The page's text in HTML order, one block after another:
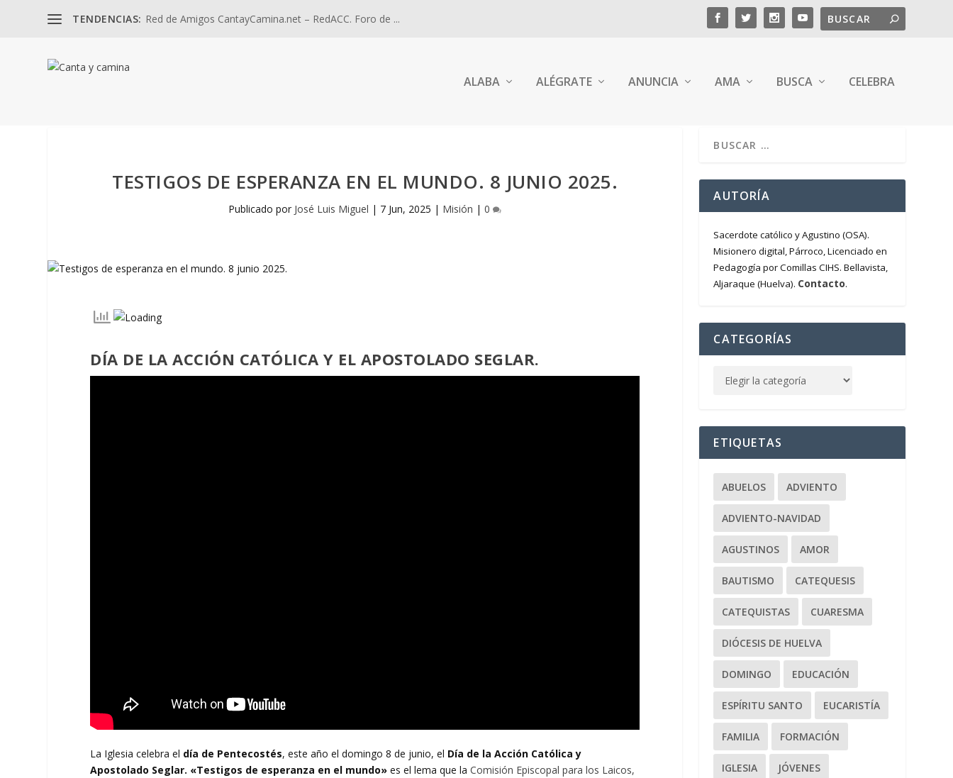
TENDENCIAS: Red de Amigos CantayCamina.net – RedACC. Foro de ...
ALABA ALÉGRATE ANUNCIA AMA BUSCA CELEBRA
TESTIGOS DE ESPERANZA EN EL MUNDO. 8 JUNIO 2025.
Publicado por José Luis Miguel | 7 Jun, 2025 | Misión |0
DÍA DE LA ACCIÓN CATÓLICA Y EL APOSTOLADO SEGLAR.
La Iglesia celebra el día de Pentecostés, este año el domingo 8 de junio, el Día de la Acción Católica y
Apostolado Seglar. «Testigos de esperanza en el mundo» es el lema que laComisión Episcopal para los Laicos,
AUTORÍA
Sacerdote católico y Agustino (OSA).
Misionero digital, Párroco, Licenciado en
Pedagogía por Comillas CIHS. Bellavista,
Aljaraque (Huelva). Contacto.
CATEGORÍAS
ETIQUETAS
ABUELOS ADVIENTO
ADVIENTO-NAVIDAD
AGUSTINOS AMOR
BAUTISMO CATEQUESIS
CATEQUISTAS CUARESMA
DIÓCESIS DE HUELVA
DOMINGO EDUCACIÓN
ESPÍRITU SANTO EUCARISTÍA
FAMILIA FORMACIÓN
IGLESIA JÓVENES